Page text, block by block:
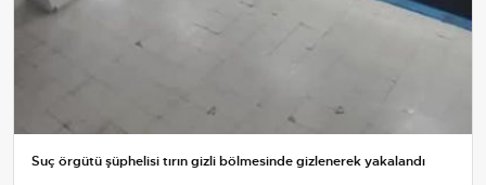
Suç örgütü şüphelisi tırın gizli bölmesinde gizlenerek yakalandı